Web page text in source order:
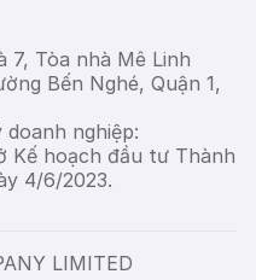
7, Tòa nhà Mê Linh
Bến Nghé, Quận 1,
nghiệp:
Kế hoạch đầu tư Thành
4/6/2023.
LIMITED